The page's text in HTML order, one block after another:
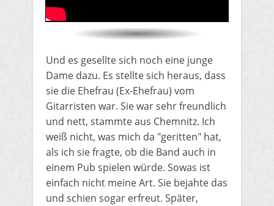
​Und es gesellte sich noch eine junge
Dame dazu. Es stellte sich heraus, dass
sie die Ehefrau (Ex-Ehefrau) vom
Gitarristen war. Sie war sehr freundlich
und nett, stammte aus Chemnitz. Ich
weiß nicht, was mich da "geritten" hat,
als ich sie fragte, ob die Band auch in
einem Pub spielen würde. Sowas ist
einfach nicht meine Art. Sie bejahte das
und schien sogar erfreut. Später,